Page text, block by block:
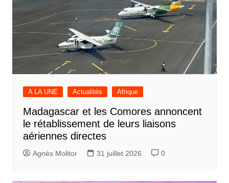
A LA UNE Actualités Afrique
Madagascar et les Comores annoncent
le rétablissement de leurs liaisons
aériennes directes
Agnès Molitor 31 juillet 2026 0